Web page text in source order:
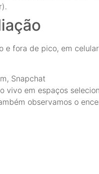
fora de pico, em
Snapchat
vivo em espaços
observamos o